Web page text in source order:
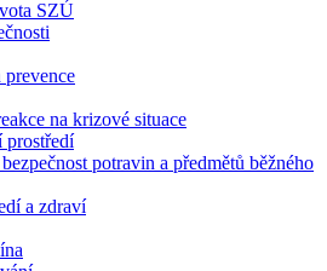
SZÚ
na krizové situace
prostředí
potravin a předmětů běžného
a zdraví